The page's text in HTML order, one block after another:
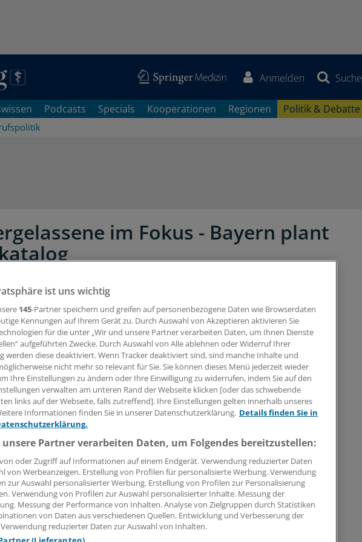
Anmelden
Suche
Podcasts Specials Kooperationen Regionen Politik & Debatte
im Fokus - Bayern plant
Bereits im Juli wird das Expertengremium im Bayerischen
Vorschläge zur Verbesserung der Situation der niedergelassenen
Die Empfehlungen sollen dann in konkrete Initiativen für die
sowie für die Landes- und Bundesebene münden, kündigte
Christa Stewens (CSU) in München an.
Leserin, lieber Leser,
Beitrag können Sie lesen, sobald Sie sich eingeloggt haben.
Jetzt anmelden »
vergessen?
Problem beim Login?
ist mit wenigen Klicks erledigt und kostenlos.
des kostenlosen Login:
Analysen, Hintergründe und Infografiken
ist uns wichtig
145-Partner speichern und greifen auf personenbezogene Daten wie Browserdaten
Kennungen auf Ihrem Gerät zu. Durch Auswahl von Akzeptieren aktivieren Sie
für die unter „Wir und unsere Partner verarbeiten Daten, um Ihnen Dienste
aufgeführten Zwecke. Durch Auswahl von Alle ablehnen oder Widerruf Ihrer
werden diese deaktiviert. Wenn Tracker deaktiviert sind, sind manche Inhalte und
nicht mehr so relevant für Sie. Sie können dieses Menü jederzeit wieder
Ihre Einstellungen zu ändern oder Ihre Einwilligung zu widerrufen, indem Sie auf den
verwalten am unteren Rand der Webseite klicken [oder das schwebende
links auf der Webseite, falls zutreffend]. Ihre Einstellungen gelten innerhalb unseres
Informationen finden Sie in unserer Datenschutzerklärung. Details finden Sie in
Partner verarbeiten Daten, um Folgendes bereitzustellen:
oder Zugriff auf Informationen auf einem Endgerät. Verwendung reduzierter Daten
von Werbeanzeigen. Erstellung von Profilen für personalisierte Werbung. Verwendung
zur Auswahl personalisierter Werbung. Erstellung von Profilen zur Personalisierung
Verwendung von Profilen zur Auswahl personalisierter Inhalte. Messung der
Messung der Performance von Inhalten. Analyse von Zielgruppen durch Statistiken
von Daten aus verschiedenen Quellen. Entwicklung und Verbesserung der
reduzierter Daten zur Auswahl von Inhalten.